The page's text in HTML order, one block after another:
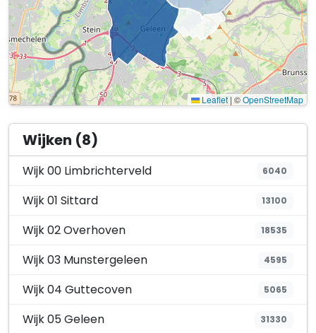
Leaflet | ©OpenStreetMap
Wijken (8)
Wijk 00 Limbrichterveld 6040
Wijk 01 Sittard 13100
Wijk 02 Overhoven 18535
Wijk 03 Munstergeleen 4595
Wijk 04 Guttecoven 5065
Wijk 05 Geleen 31330